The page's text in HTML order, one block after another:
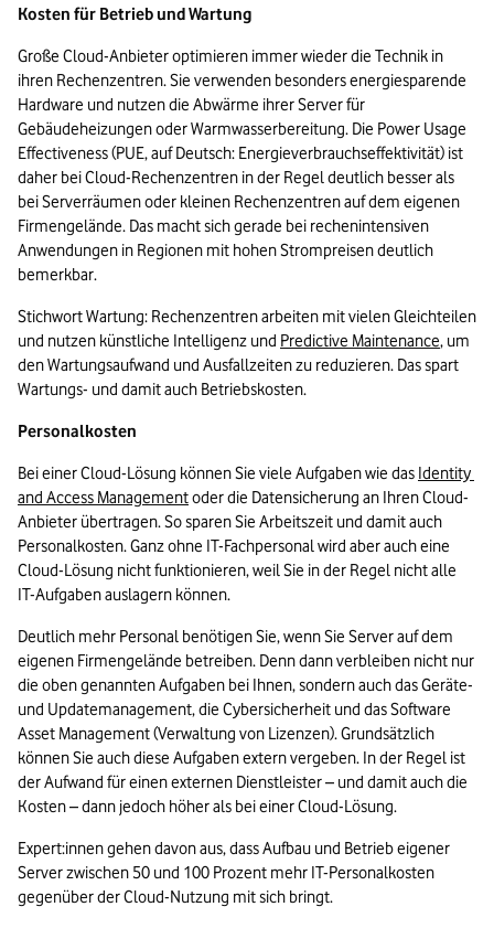
Kosten für Betrieb und Wartung
Große Cloud-Anbieter optimieren immer wieder die Technik in
ihren Rechenzentren. Sie verwenden besonders energiesparende
Hardware und nutzen die Abwärme ihrer Server für
Gebäudeheizungen oder Warmwasserbereitung. Die Power Usage
Effectiveness (PUE, auf Deutsch: Energieverbrauchseffektivität) ist
daher bei Cloud-Rechenzentren in der Regel deutlich besser als
bei Serverräumen oder kleinen Rechenzentren auf dem eigenen
Firmengelände. Das macht sich gerade bei rechenintensiven
Anwendungen in Regionen mit hohen Strompreisen deutlich
bemerkbar.
Stichwort Wartung: Rechenzentren arbeiten mit vielen Gleichteilen
und nutzen künstliche Intelligenz und Predictive Maintenance, um
den Wartungsaufwand und Ausfallzeiten zu reduzieren. Das spart
Wartungs- und damit auch Betriebskosten.
Personalkosten
Bei einer Cloud-Lösung können Sie viele Aufgaben wie das Identity
and Access Management oder die Datensicherung an Ihren Cloud-
Anbieter übertragen. So sparen Sie Arbeitszeit und damit auch
Personalkosten. Ganz ohne IT-Fachpersonal wird aber auch eine
Cloud-Lösung nicht funktionieren, weil Sie in der Regel nicht alle
IT-Aufgaben auslagern können.
Deutlich mehr Personal benötigen Sie, wenn Sie Server auf dem
eigenen Firmengelände betreiben. Denn dann verbleiben nicht nur
die oben genannten Aufgaben bei Ihnen, sondern auch das Geräte-
und Updatemanagement, die Cybersicherheit und das Software
Asset Management (Verwaltung von Lizenzen). Grundsätzlich
können Sie auch diese Aufgaben extern vergeben. In der Regel ist
der Aufwand für einen externen Dienstleister – und damit auch die
Kosten – dann jedoch höher als bei einer Cloud-Lösung.
Expert:innen gehen davon aus, dass Aufbau und Betrieb eigener
Server zwischen 50 und 100 Prozent mehr IT-Personalkosten
gegenüber der Cloud-Nutzung mit sich bringt.